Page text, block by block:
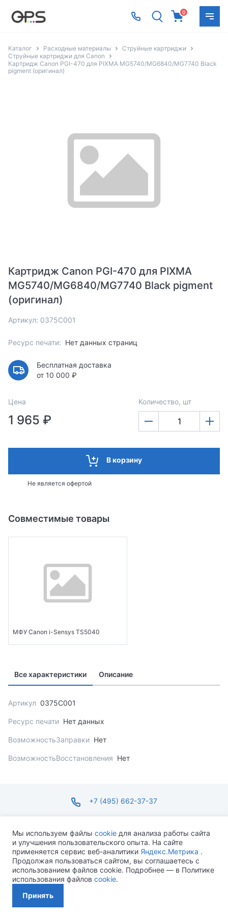
0
Каталог Расходные материалы
Струйные картриджи
Струйные картриджи для Canon
Картридж Canon PGI-470 для PIXMA MG5740/MG6840/MG7740 Black
pigment (оригинал)
Картридж Canon PGI-470 для PIXMA
MG5740/MG6840/MG7740 Black pigment
(оригинал)
Артикул: 0375C001
Ресурс печати: Нет данных страниц
Бесплатная доставка
от 10 000 ₽
Цена
1 965 ₽
Количество, шт
В корзину
Не является офертой
Совместимые товары
МФУ Canon i-Sensys TS5040
Все характеристики Описание
Артикул 0375C001
Ресурс печати Нет данных
ВозможностьЗаправки Нет
ВозможностьВосстановления Нет
+7 (495) 662-37-37
ПН-ПТ С 09:00 ДО 18:00 СБ-ВС ВЫХОДНОЙ
Мы используем файлы cookie для анализа работы сайта
и улучшения пользовательского опыта. На сайте
применяется сервис веб-аналитики Яндекс.Метрика .
Продолжая пользоваться сайтом, вы соглашаетесь с
использованием файлов cookie. Подробнее — в Политике
использования файлов cookie.
Принять